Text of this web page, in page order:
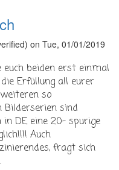
on Tue, 01/01/2019
euch beiden erst einmal
Erfüllung all eurer
so
Bilderserien sind
DE eine 20- spurige
Auch
fragt sich